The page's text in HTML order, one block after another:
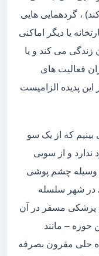
، گردهمایی هایی
یا دیگر اماکنی
زندگی می کند و یا
فعالیت های
پدیده الزامیست
که از یک سو
و از سویی
وسیله چشم پوشی
در شهر سلسله
پزشکی مسقر در آن
حوزه – مانند
حلی مقرون بصرفه